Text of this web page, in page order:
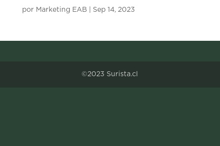
por Marketing EAB| Sep 14, 2023
©2023 Surista.cl